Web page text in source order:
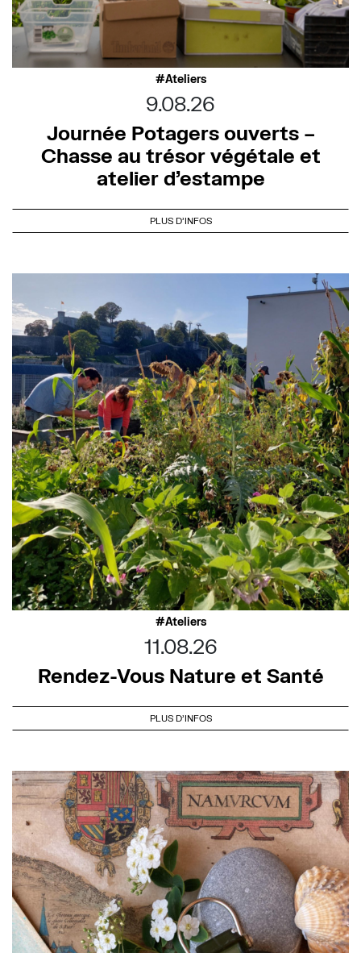
Ateliers
9.08.26
Journée Potagers ouverts –
Chasse au trésor végétale et
atelier d’estampe
PLUS D'INFOS
Ateliers
11.08.26
Rendez-Vous Nature et Santé
PLUS D'INFOS